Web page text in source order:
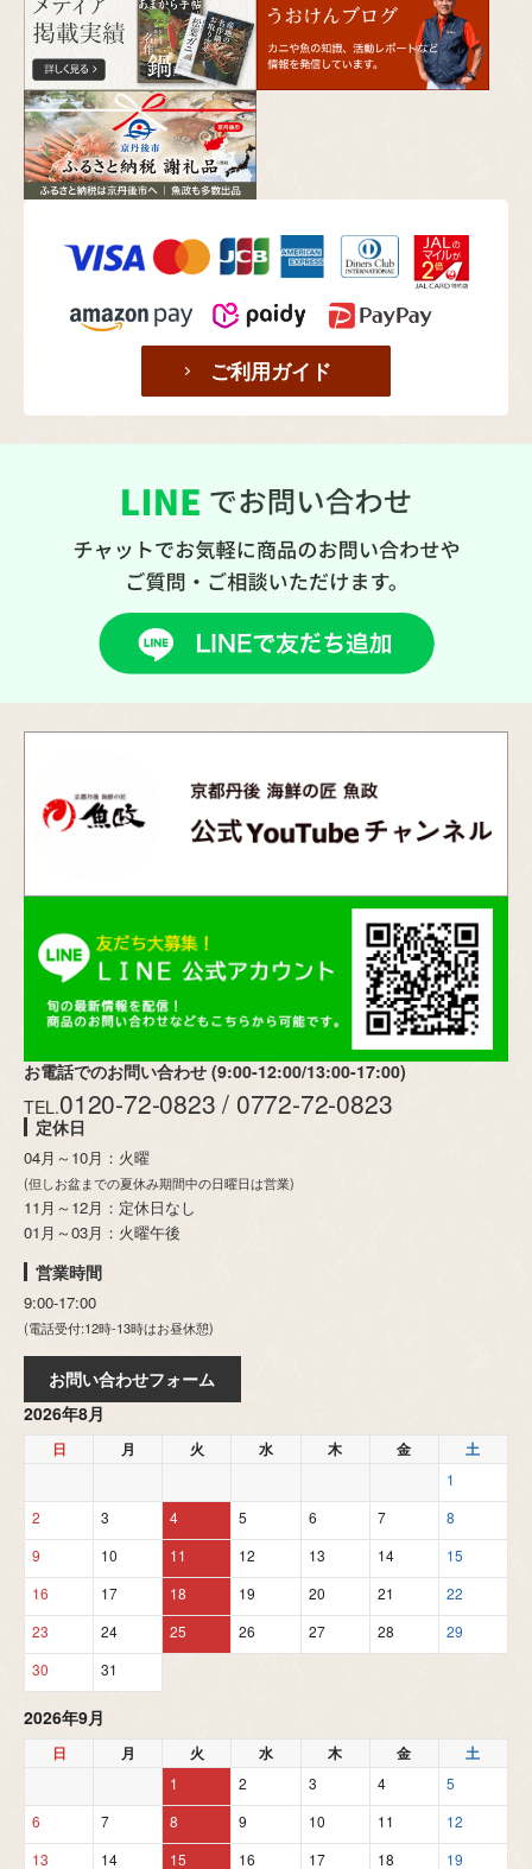
ご利用ガイド
お電話でのお問い合わせ (9:00-12:00/13:00-17:00)
TEL.0120-72-0823 / 0772-72-0823
定休日
04月～10月：火曜
(但しお盆までの夏休み期間中の日曜日は営業)
11月～12月：定休日なし
01月～03月：火曜午後
営業時間
9:00-17:00
(電話受付:12時-13時はお昼休憩)
お問い合わせフォーム
2026年8月
日 月 火 水 木 金 土
1
2
3 4 5 6 7
8
9
10 11 12 13 14
15
16
17 18 19 20 21
22
23
24 25 26 27 28
29
30
31
2026年9月
日 月 火 水 木 金 土
1 2 3 4
5
6
7 8 9 10 11
12
13
14 15 16 17 18
19